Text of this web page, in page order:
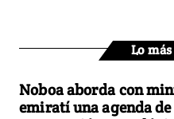
Lo
Noboa aborda con
emiratí una agenda de